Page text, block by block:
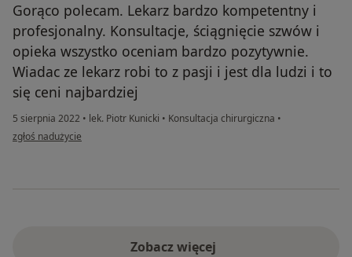
Gorąco polecam. Lekarz bardzo kompetentny i
profesjonalny. Konsultacje, ściągnięcie szwów i
opieka wszystko oceniam bardzo pozytywnie.
Wiadac ze lekarz robi to z pasji i jest dla ludzi i to
się ceni najbardziej
5 sierpnia 2022 • lek. Piotr Kunicki • Konsultacja chirurgiczna •
w opinii użytkownika Jessica Skrzypek
zgłoś nadużycie
Zobacz więcej